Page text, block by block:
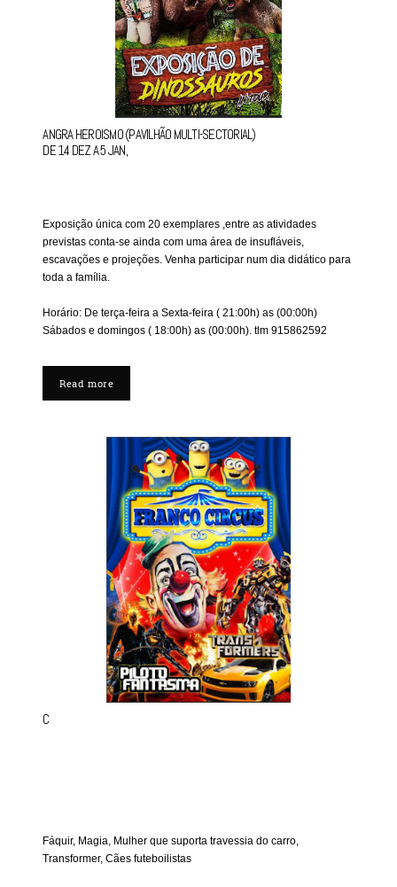
ANGRA HEROISMO (PAVILHÃO MULTI-SECTORIAL)
DE 14 DEZ A 5 JAN,
Exposição única com 20 exemplares ,entre as atividades
previstas conta-se ainda com uma área de insufláveis,
escavações e projeções. Venha participar num dia didático para
toda a família.
Horário: De terça-feira a Sexta-feira ( 21:00h) as (00:00h)
Sábados e domingos ( 18:00h) as (00:00h). tlm 915862592
Read more
C
Fáquir, Magia, Mulher que suporta travessia do carro,
Transformer, Cães futeboilistas